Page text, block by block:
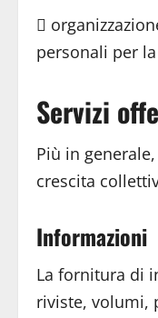

personali per
Servizi
Più in
crescita
Informazioni
La fornitura di
riviste, volumi,